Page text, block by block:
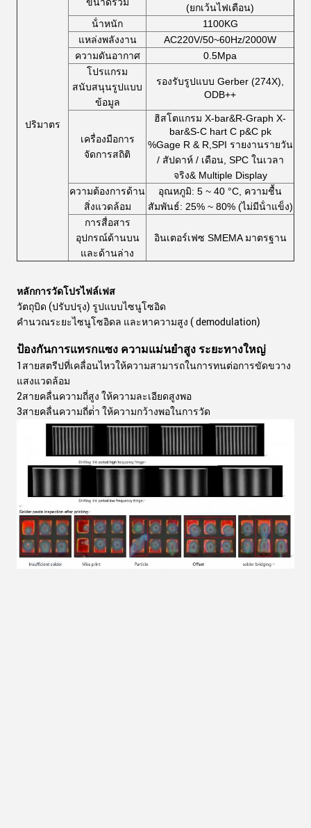
ปริมาตร
(ยกเว้นไฟเตือน)
น้ําหนัก
1100KG
แหล่งพลังงาน
AC220V/50~60Hz/2000W
ความดันอากาศ
0.5Mpa
โปรแกรม
สนับสนุนรูปแบบ
ข้อมูล
รองรับรูปแบบ Gerber (274X),
ODB++
เครื่องมือการ
จัดการสถิติ
ฮิสโตแกรม X-bar&R-Graph X-
bar&S-C hart C p&C pk
%Gage R & R,SPI รายงานรายวัน
/ สัปดาห์ / เดือน, SPC ในเวลา
จริง& Multiple Display
ความต้องการด้าน
สิ่งแวดล้อม
อุณหภูมิ: 5 ~ 40 °C, ความชื้น
สัมพันธ์: 25% ~ 80% (ไม่มีน้ําแข็ง)
การสื่อสาร
อุปกรณ์ด้านบน
และด้านล่าง
อินเตอร์เฟซ SMEMA มาตรฐาน
หลักการวัดโปรไฟล์เฟส
วัตถุบิด (ปรับปรุง) รูปแบบไซนูโซอิด
คํานวณระยะไซนูโซอิดล และหาความสูง ( demodulation)
ป้องกันการแทรกแซง ความแม่นยําสูง ระยะทางใหญ่
1สายสตรีปที่เคลื่อนไหวให้ความสามารถในการทนต่อการขัดขวาง
แสงแวดล้อม
2สายคลื่นความถี่สูง ให้ความละเอียดสูงพอ
3สายคลื่นความถี่ต่ํา ให้ความกว้างพอในการวัด